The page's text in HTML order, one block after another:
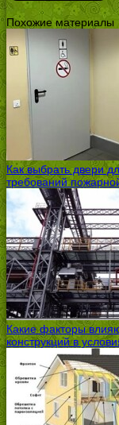
Похожие материалы
Как выбрать двери
требований
Какие факторы
конструкций в